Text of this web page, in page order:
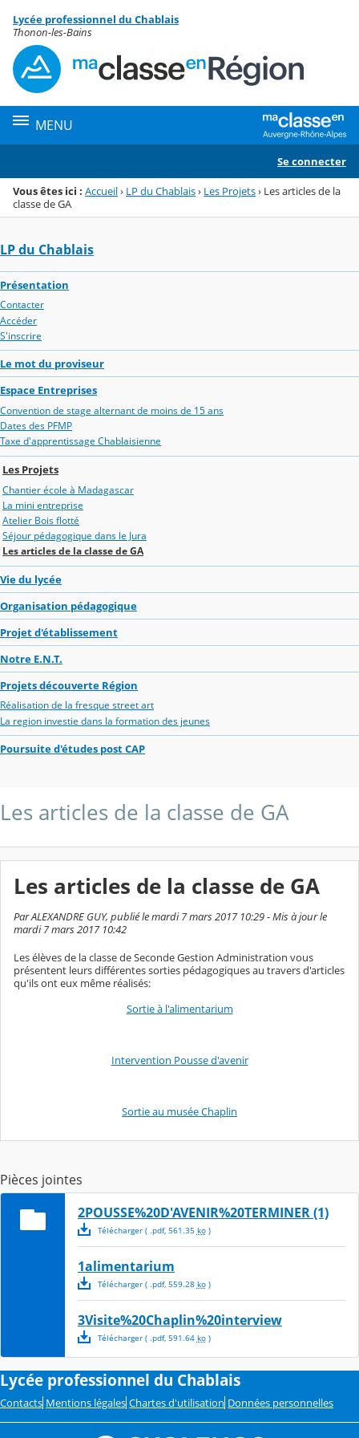
Menu de la rubrique
Contenu
Lycée professionnel du Chablais
Thonon-les-Bains
MENU
Se connecter
Vous êtes ici : Accueil› LP du Chablais› Les Projets› Les articles de la
classe de GA
LP du Chablais
Présentation
Contacter
Accéder
S'inscrire
Le mot du proviseur
Espace Entreprises
Convention de stage alternant de moins de 15 ans
Dates des PFMP
Taxe d'apprentissage Chablaisienne
Les Projets
Chantier école à Madagascar
La mini entreprise
Atelier Bois flotté
Séjour pédagogique dans le Jura
Les articles de la classe de GA
Vie du lycée
Organisation pédagogique
Projet d'établissement
Notre E.N.T.
Projets découverte Région
Réalisation de la fresque street art
La region investie dans la formation des jeunes
Poursuite d'études post CAP
Les articles de la classe de GA
Les articles de la classe de GA
Par ALEXANDRE GUY, publié le mardi 7 mars 2017 10:29 - Mis à jour le
mardi 7 mars 2017 10:42
Les élèves de la classe de Seconde Gestion Administration vous
présentent leurs différentes sorties pédagogiques au travers d'articles
qu'ils ont eux même réalisés:
Sortie à l'alimentarium
Intervention Pousse d'avenir
Sortie au musée Chaplin
Pièces jointes
2POUSSE%20D'AVENIR%20TERMINER (1)
Télécharger( .pdf, 561.35 ko)
1alimentarium
Télécharger( .pdf, 559.28 ko)
3Visite%20Chaplin%20interview
Télécharger( .pdf, 591.64 ko)
Lycée professionnel du Chablais
Contacts Mentions légales Chartes d'utilisation Données personnelles